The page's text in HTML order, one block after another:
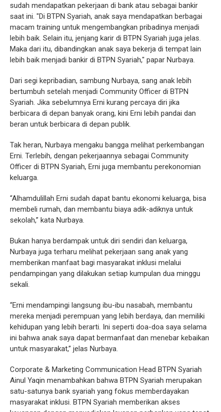
sudah mendapatkan pekerjaan di bank atau sebagai bankir
saat ini. "Di BTPN Syariah, anak saya mendapatkan berbagai
macam training untuk mengembangkan pribadinya menjadi
lebih baik. Selain itu, jenjang karir di BTPN Syariah juga jelas.
Maka dari itu, dibandingkan anak saya bekerja di tempat lain
lebih baik menjadi bankir di BTPN Syariah," papar Nurbaya.
Dari segi kepribadian, sambung Nurbaya, sang anak lebih
bertumbuh setelah menjadi Community Officer di BTPN
Syariah. Jika sebelumnya Erni kurang percaya diri jika
berbicara di depan banyak orang, kini Erni lebih pandai dan
beran untuk berbicara di depan publik.
Tak heran, Nurbaya mengaku bangga melihat perkembangan
Erni. Terlebih, dengan pekerjaannya sebagai Community
Officer di BTPN Syariah, Erni juga membantu perekonomian
keluarga.
“Alhamdulillah Erni sudah dapat bantu ekonomi keluarga, bisa
membeli rumah, dan membantu biaya adik-adiknya untuk
sekolah,” kata Nurbaya.
Bukan hanya berdampak untuk diri sendiri dan keluarga,
Nurbaya juga terharu melihat pekerjaan sang anak yang
memberikan manfaat bagi masyarakat inklusi melalui
pendampingan yang dilakukan setiap kumpulan dua minggu
sekali.
“Erni mendampingi langsung ibu-ibu nasabah, membantu
mereka menjadi perempuan yang lebih berdaya, dan memiliki
kehidupan yang lebih berarti. Ini seperti doa-doa saya selama
ini bahwa anak saya dapat bermanfaat dan menebar kebaikan
untuk masyarakat,” jelas Nurbaya.
Corporate & Marketing Communication Head BTPN Syariah
Ainul Yaqin menambahkan bahwa BTPN Syariah merupakan
satu-satunya bank syariah yang fokus memberdayakan
masyarakat inklusi. BTPN Syariah memberikan akses